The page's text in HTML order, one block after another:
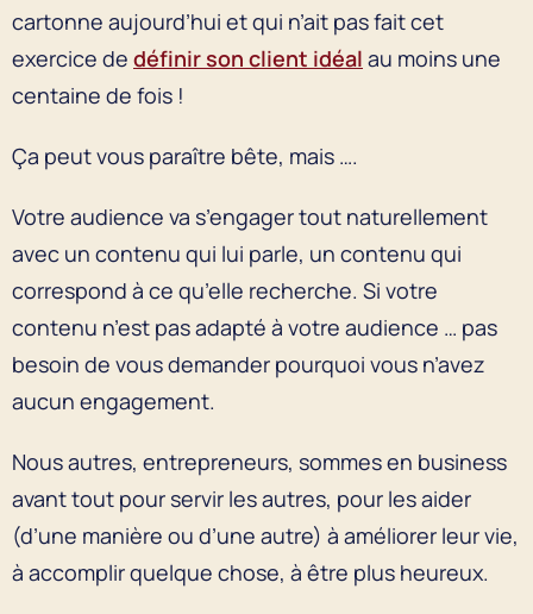
cartonne aujourd’hui et qui n’ait pas fait cet
exercice de définir son client idéal au moins une
centaine de fois !
Ça peut vous paraître bête, mais ….
Votre audience va s’engager tout naturellement
avec un contenu qui lui parle, un contenu qui
correspond à ce qu’elle recherche. Si votre
contenu n’est pas adapté à votre audience … pas
besoin de vous demander pourquoi vous n’avez
aucun engagement.
Nous autres, entrepreneurs, sommes en business
avant tout pour servir les autres, pour les aider
(d’une manière ou d’une autre) à améliorer leur vie,
à accomplir quelque chose, à être plus heureux.